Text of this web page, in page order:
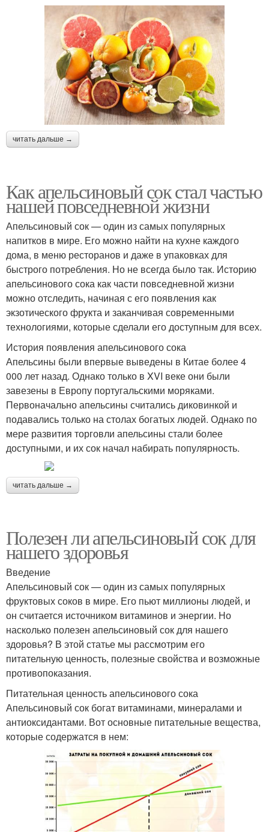
читать дальше →
Как апельсиновый сок стал частью
нашей повседневной жизни
Апельсиновый сок — один из самых популярных
напитков в мире. Его можно найти на кухне каждого
дома, в меню ресторанов и даже в упаковках для
быстрого потребления. Но не всегда было так. Историю
апельсинового сока как части повседневной жизни
можно отследить, начиная с его появления как
экзотического фрукта и заканчивая современными
технологиями, которые сделали его доступным для всех.
История появления апельсинового сока
Апельсины были впервые выведены в Китае более 4
000 лет назад. Однако только в XVI веке они были
завезены в Европу португальскими моряками.
Первоначально апельсины считались диковинкой и
подавались только на столах богатых людей. Однако по
мере развития торговли апельсины стали более
доступными, и их сок начал набирать популярность.
читать дальше →
Полезен ли апельсиновый сок для
нашего здоровья
Введение
Апельсиновый сок — один из самых популярных
фруктовых соков в мире. Его пьют миллионы людей, и
он считается источником витаминов и энергии. Но
насколько полезен апельсиновый сок для нашего
здоровья? В этой статье мы рассмотрим его
питательную ценность, полезные свойства и возможные
противопоказания.
Питательная ценность апельсинового сока
Апельсиновый сок богат витаминами, минералами и
антиоксидантами. Вот основные питательные вещества,
которые содержатся в нем: